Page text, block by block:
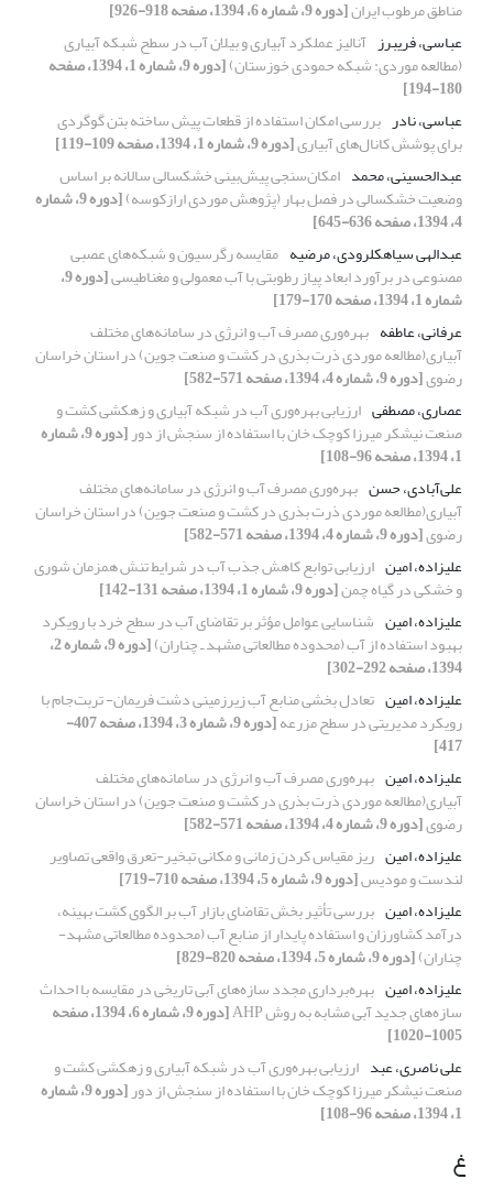
مناطق مرطوب ایران[دوره 9، شماره 6، 1394، صفحه 918-926]
عباسی، فریبرز آنالیز عملکرد آبیاری و بیلان آب در سطح شبکه آبیاری
(مطالعه موردی‌: شبکه‌ حمودی خوزستان) [دوره 9، شماره 1، 1394، صفحه
180-194]
عباسی، نادر بررسی امکان استفاده از قطعات پیش ساخته بتن گوگردی
برای پوشش کانال‌های آبیاری[دوره 9، شماره 1، 1394، صفحه 109-119]
عبدالحسینی، محمد امکان‌سنجی پیش‌بینی خشکسالی سالانه بر اساس
وضعیت خشکسالی در فصل بهار (پژوهش موردی ارازکوسه) [دوره 9، شماره
4، 1394، صفحه 636-645]
عبدالهی سیاهکلرودی، مرضیه مقایسه رگرسیون و شبکه‌های عصبی
مصنوعی در برآورد ابعاد پیاز رطوبتی با آب معمولی و مغناطیسی [دوره 9،
شماره 1، 1394، صفحه 170-179]
عرفانی، عاطفه بهره‌وری مصرف آب و انرژی در سامانه‌های مختلف
آبیاری(مطالعه موردی ذرت بذری در کشت و صنعت جوین) در استان خراسان
رضوی[دوره 9، شماره 4، 1394، صفحه 571-582]
عصاری، مصطفی ارزیابی بهره‌وری آب در شبکه آبیاری و زهکشی کشت و
صنعت نیشکر میرزا کوچک خان با استفاده از سنجش از دور [دوره 9، شماره
1، 1394، صفحه 96-108]
علی‌آبادی، حسن بهره‌وری مصرف آب و انرژی در سامانه‌های مختلف
آبیاری(مطالعه موردی ذرت بذری در کشت و صنعت جوین) در استان خراسان
رضوی[دوره 9، شماره 4، 1394، صفحه 571-582]
علیزاده، امین ارزیابی توابع کاهش جذب آب در شرایط تنش همزمان شوری
و خشکی در گیاه چمن[دوره 9، شماره 1، 1394، صفحه 131-142]
علیزاده، امین شناسایی عوامل مؤثر بر تقاضای آب در سطح خرد با رویکرد
بهبود استفاده از آب (محدوده مطالعاتی مشهد ـ چناران) [دوره 9، شماره 2،
1394، صفحه 292-302]
علیزاده، امین تعادل بخشی منابع آب زیرزمینی دشت فریمان- تربت‌جام با
رویکرد مدیریتی در سطح مزرعه [دوره 9، شماره 3، 1394، صفحه 407-
417]
علیزاده، امین بهره‌وری مصرف آب و انرژی در سامانه‌های مختلف
آبیاری(مطالعه موردی ذرت بذری در کشت و صنعت جوین) در استان خراسان
رضوی[دوره 9، شماره 4، 1394، صفحه 571-582]
علیزاده، امین ریز مقیاس کردن زمانی و مکانی تبخیر-تعرق واقعی تصاویر
لندست و مودیس[دوره 9، شماره 5، 1394، صفحه 710-719]
علیزاده، امین بررسی تأثیر بخش تقاضای بازار آب بر الگوی کشت بهینه،
درآمد کشاورزان و استفاده پایدار از منابع آب (محدوده مطالعاتی مشهد-
چناران)[دوره 9، شماره 5، 1394، صفحه 820-829]
علیزاده، امین بهره‌برداری مجدد سازه‌های آبی تاریخی در مقایسه با احداث
سازه‌های جدید آبی مشابه به روش AHP [دوره 9، شماره 6، 1394، صفحه
1005-1020]
علی ناصری، عبد ارزیابی بهره‌وری آب در شبکه آبیاری و زهکشی کشت و
صنعت نیشکر میرزا کوچک خان با استفاده از سنجش از دور [دوره 9، شماره
1، 1394، صفحه 96-108]
غ